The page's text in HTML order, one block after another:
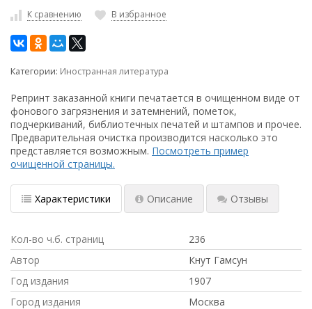
К сравнению В избранное
Категории: Иностранная литература
Репринт заказанной книги печатается в очищенном виде от
фонового загрязнения и затемнений, пометок,
подчеркиваний, библиотечных печатей и штампов и прочее.
Предварительная очистка производится насколько это
представляется возможным. Посмотреть пример
очищенной страницы.
Характеристики Описание Отзывы
Кол-во ч.б. страниц
236
Автор
Кнут Гамсун
Год издания
1907
Город издания
Москва